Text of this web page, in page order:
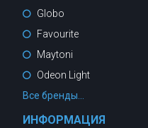
Globo
Favourite
Maytoni
Odeon Light
Все бренды...
ИНФОРМАЦИЯ